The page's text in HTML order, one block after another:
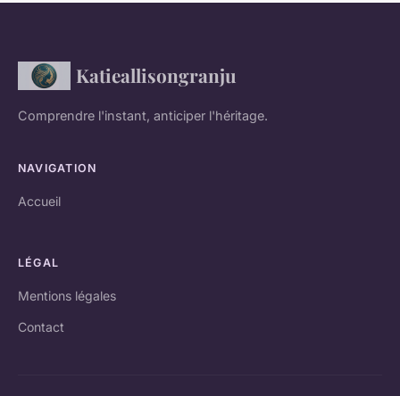
Katieallisongranju
Comprendre l'instant, anticiper l'héritage.
NAVIGATION
Accueil
LÉGAL
Mentions légales
Contact